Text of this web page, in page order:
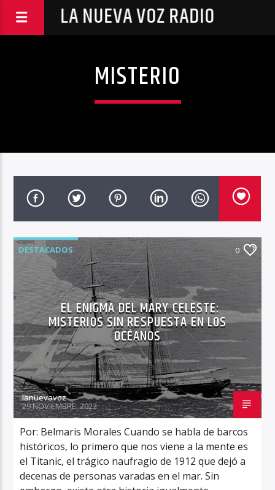
LA NUEVA VOZ RADIO
MISTERIO
DESTACADOS 0
EL ENIGMA DEL MARY CELESTE:
MISTERIOS SIN RESPUESTA EN LOS
OCÉANOS
lanuevavoz
29 NOVIEMBRE, 2023
Por: Belmaris Morales Cuando se habla de barcos
históricos, lo primero que nos viene a la mente es
el Titanic, el trágico naufragio de 1912 que dejó a
decenas de personas varadas en el mar. Sin